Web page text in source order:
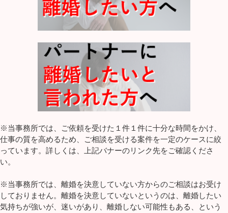
※当事務所では、ご依頼を受けた１件１件に十分な時間をかけ、
仕事の質を高めるため、ご相談を受ける案件を一定のケースに絞
っています。詳しくは、上記バナーのリンク先をご確認くださ
い。
※当事務所では、離婚を決意していない方からのご相談はお受け
しておりません。離婚を決意していないというのは、離婚したい
気持ちが強いが、迷いがあり、離婚しない可能性もある、という